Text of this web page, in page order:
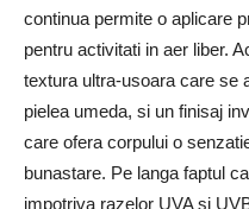
continua permite o aplicare
pentru activitati in aer liber.
textura ultra-usoara care se
pielea umeda, si un finisaj
care ofera corpului o
bunastare. Pe langa faptul
impotriva razelor UVA si